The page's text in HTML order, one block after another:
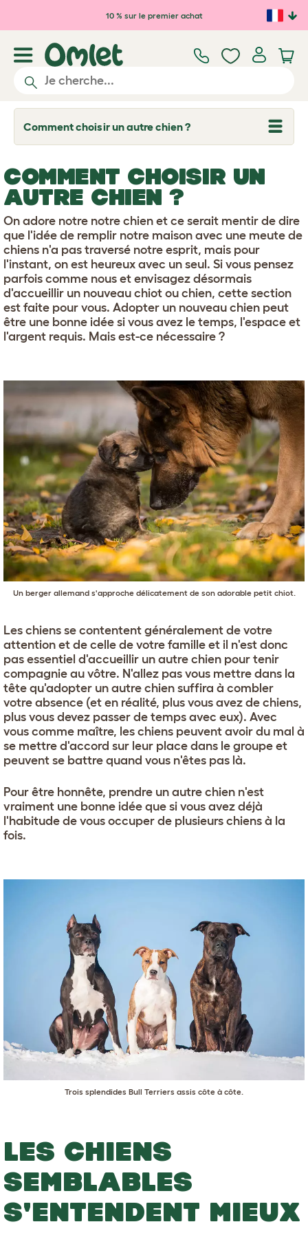
Passer au contenu principal
10 % sur le premier achat
Comment choisir un autre chien ?
T
o
l
e
d
r
o
p
d
o
w
n
COMMENT CHOISIR UN
AUTRE CHIEN ?
On adore notre notre chien et ce serait mentir de dire
que l'idée de remplir notre maison avec une meute de
chiens n'a pas traversé notre esprit, mais pour
l'instant, on est heureux avec un seul. Si vous pensez
parfois comme nous et envisagez désormais
d'accueillir un nouveau chiot ou chien, cette section
est faite pour vous. Adopter un nouveau chien peut
être une bonne idée si vous avez le temps, l'espace et
l'argent requis. Mais est-ce nécessaire ?
Un berger allemand s'approche délicatement de son adorable petit chiot.
Les chiens se contentent généralement de votre
attention et de celle de votre famille et il n'est donc
pas essentiel d'accueillir un autre chien pour tenir
compagnie au vôtre. N'allez pas vous mettre dans la
tête qu'adopter un autre chien suffira à combler
votre absence (et en réalité, plus vous avez de chiens,
plus vous devez passer de temps avec eux). Avec
vous comme maître, les chiens peuvent avoir du mal à
se mettre d'accord sur leur place dans le groupe et
peuvent se battre quand vous n'êtes pas là.
Pour être honnête, prendre un autre chien n'est
vraiment une bonne idée que si vous avez déjà
l'habitude de vous occuper de plusieurs chiens à la
fois.
Trois splendides Bull Terriers assis côte à côte.
LES CHIENS
SEMBLABLES
S'ENTENDENT MIEUX